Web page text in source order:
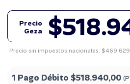
Precio
Geza
Precio sin impuestos nacionales: $469.629
1 Pago Débito $518.940,00